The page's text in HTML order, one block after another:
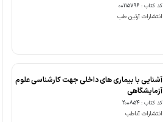
کد کتاب : 00115796
انتشارات آرتین طب
آشنایی با بیماری های داخلی جهت کارشناسی علوم
آزمایشگاهی
کد کتاب : 200854
انتشارات آناطب